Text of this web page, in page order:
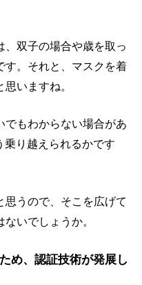
、双子の場合や歳を取っ
す。それと、マスクを着
いますね。
でもわからない場合があ
乗り越えられるかです
思うので、そこを広げて
いでしょうか。
め、認証技術が発展し